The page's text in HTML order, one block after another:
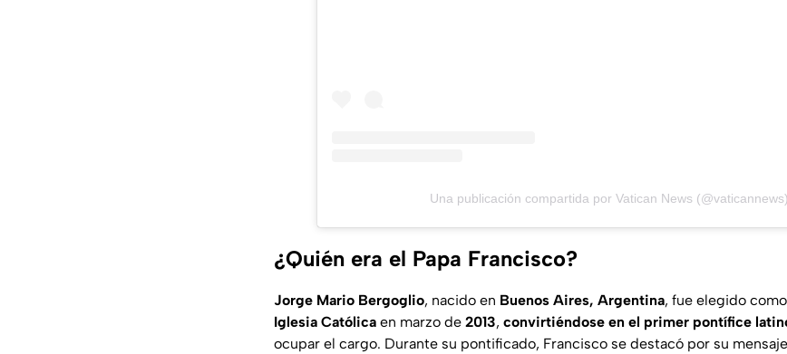
Una publicación compartida por Vatican News (@vaticannews)
¿Quién era el Papa Francisco?
Jorge Mario Bergoglio, nacido en Buenos Aires, Argentina, fue elegido
Iglesia Católica en marzo de 2013, convirtiéndose en el primer pontífice
ocupar el cargo. Durante su pontificado, Francisco se destacó por su